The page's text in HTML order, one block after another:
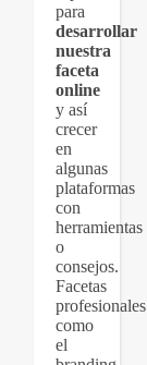
para
desarrollar
nuestra
faceta
online
y así
crecer
en
algunas
plataformas
con
herramientas
o
consejos.
Facetas
profesionales
como
el